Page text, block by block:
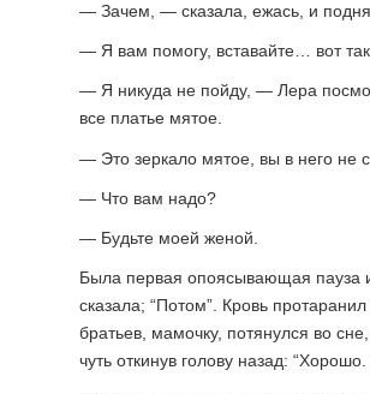
— Зачем, — сказала, ежась, и
— Я вам помогу, вставайте… вот
— Я никуда не пойду, — Лера
все платье мятое.
— Это зеркало мятое, вы в него не
— Что вам надо?
— Будьте моей женой.
Была первая опоясывающая пауза
сказала; “Потом”. Кровь
братьев, мамочку, потянулся во
чуть откинув голову назад: “Хорошо.